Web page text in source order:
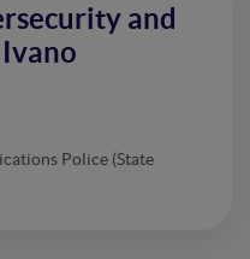
and
Police (State